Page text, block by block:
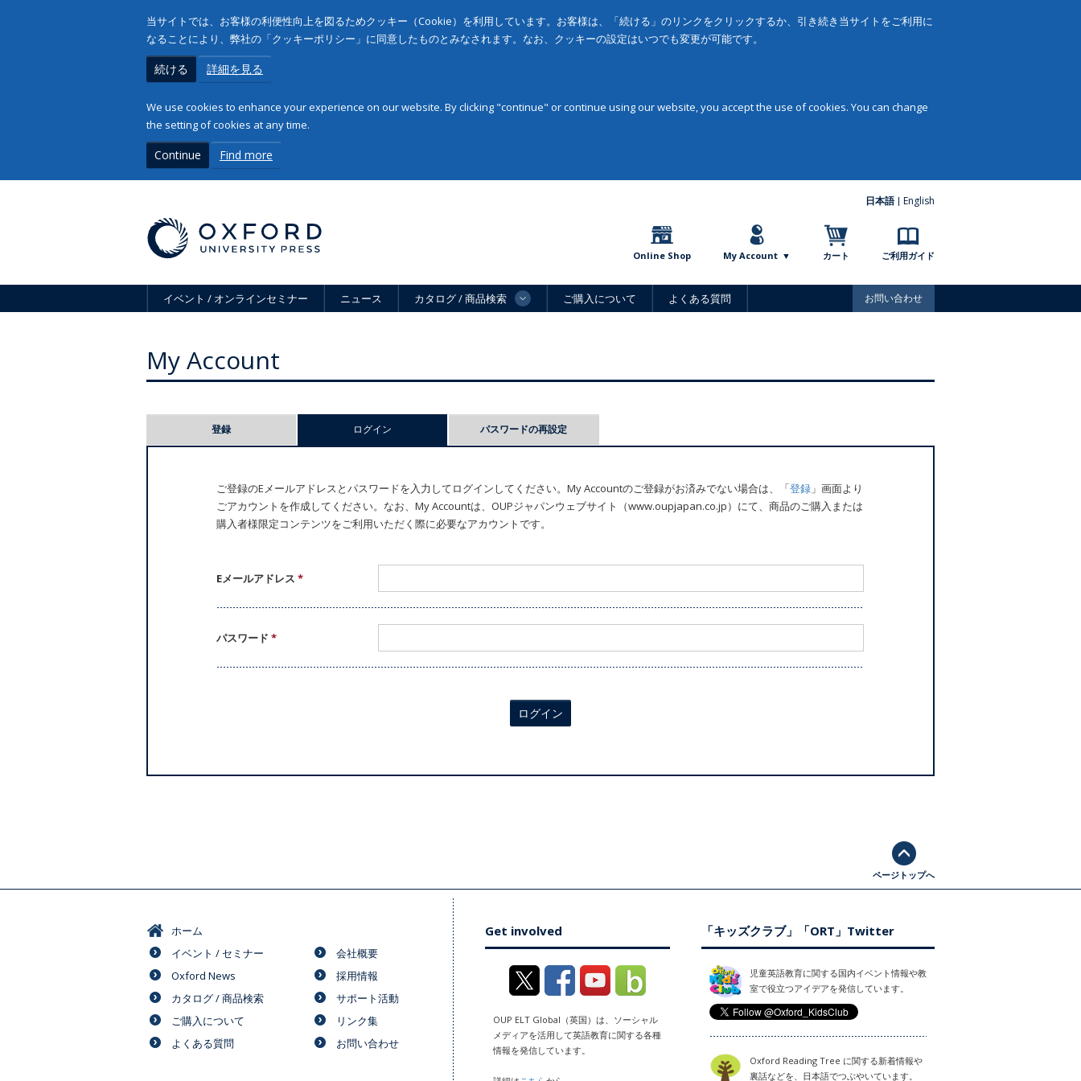
当サイトでは、お客様の利便性向上を図るためクッキー（Cookie）を利用しています。お客様は、「続ける」のリンクをクリックするか、引き続き当サイトをご利用に
なることにより、弊社の「クッキーポリシー」に同意したものとみなされます。なお、クッキーの設定はいつでも変更が可能です。
続ける 詳細を見る
We use cookies to enhance your experience on our website. By clicking "continue" or continue using our website, you accept the use of cookies. You can change
the setting of cookies at any time.
Continue Find more
日本語 English
Online Shop My Account カート ご利用ガイド
イベント / オンラインセミナー ニュース カタログ / 商品検索 ご購入について よくある質問 お問い合わせ
My Account
登録 ログイン パスワードの再設定
ご登録のEメールアドレスとパスワードを入力してログインしてください。My Accountのご登録がお済みでない場合は、「登録 」画面より
ごアカウントを作成してください。なお、My Accountは、OUPジャパンウェブサイト（www.oupjapan.co.jp）にて、商品のご購入または
購入者様限定コンテンツをご利用いただく際に必要なアカウントです。
Eメールアドレス*
パスワード*
ログイン
ページトップへ
ホーム
イベント / セミナー
Oxford News
カタログ / 商品検索
ご購入について
よくある質問
会社概要
採用情報
サポート活動
リンク集
お問い合わせ
Get involved
OUP ELT Global（英国）は、ソーシャル
メディアを活用して英語教育に関する各種
情報を発信しています。
「キッズクラブ」「ORT」Twitter
児童英語教育に関する国内イベント情報や教
室で役立つアイデアを発信しています。
Oxford Reading Tree に関する新着情報や
裏話などを、日本語でつぶやいています。